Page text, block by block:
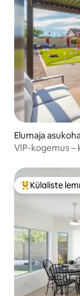
Elumaja
VIP-kogemus –
Külaliste suur
Külaliste